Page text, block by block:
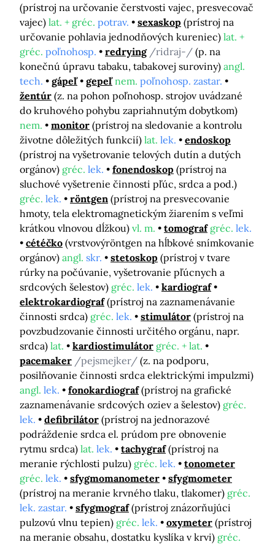
(prístroj na určovanie čerstvosti vajec, presvecovač
vajec) lat. + gréc. potrav. sexaskop (prístroj na
určovanie pohlavia jednodňových kureniec) lat. +
gréc. poľnohosp. redrying /ridraj-/ (p. na
konečnú úpravu tabaku, tabakovej suroviny) angl.
tech.
gápeľ gepeľ nem. poľnohosp. zastar.
žentúr (z. na pohon poľnohosp. strojov uvádzané
do kruhového pohybu zapriahnutým dobytkom)
nem.
monitor (prístroj na sledovanie a kontrolu
životne dôležitých funkcií) lat. lek.
endoskop
(prístroj na vyšetrovanie telových dutín a dutých
orgánov) gréc. lek. fonendoskop (prístroj na
sluchové vyšetrenie činnosti pľúc, srdca a pod.)
gréc. lek. röntgen (prístroj na presvecovanie
hmoty, tela elektromagnetickým žiarením s veľmi
krátkou vlnovou dĺžkou) vl. m. tomograf gréc. lek.
cétéčko (vrstvovýröntgen na hĺbkové snímkovanie
orgánov) angl. skr. stetoskop (prístroj v tvare
rúrky na počúvanie, vyšetrovanie pľúcnych a
srdcových šelestov) gréc. lek.
kardiograf
elektrokardiograf (prístroj na zaznamenávanie
činnosti srdca) gréc. lek. stimulátor (prístroj na
povzbudzovanie činnosti určitého orgánu, napr.
srdca) lat. kardiostimulátor gréc. + lat.
pacemaker /pejsmejker/ (z. na podporu,
posilňovanie činnosti srdca elektrickými impulzmi)
angl. lek. fonokardiograf (prístroj na grafické
zaznamenávanie srdcových oziev a šelestov) gréc.
lek.
defibrilátor (prístroj na jednorazové
podráždenie srdca el. prúdom pre obnovenie
rytmu srdca) lat. lek. tachygraf (prístroj na
meranie rýchlosti pulzu) gréc. lek.
tonometer
gréc. lek. sfygmomanometer
sfygmometer
(prístroj na meranie krvného tlaku, tlakomer) gréc.
lek. zastar.
sfygmograf (prístroj znázorňujúci
pulzovú vlnu tepien) gréc. lek. oxymeter (prístroj
na meranie obsahu, dostatku kyslíka v krvi) gréc.